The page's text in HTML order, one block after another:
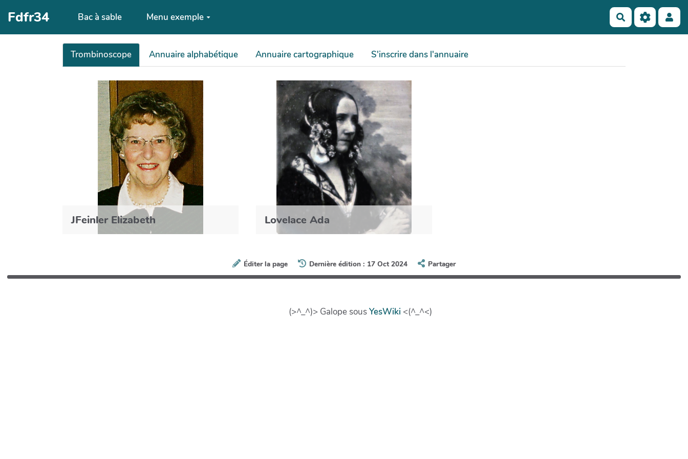
Aller au contenu principal
Fdfr34 Bac à sable Menu exemple Rechercher
Trombinoscope Annuaire alphabétique Annuaire cartographique S'inscrire dans l'annuaire
JFeinler Elizabeth Lovelace Ada
Éditer la page Dernière édition : 17 Oct 2024 Partager
(>^_^)> Galope sousYesWiki <(^_^<)